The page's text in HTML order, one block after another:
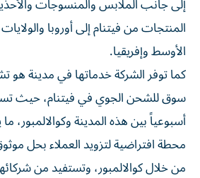
المنتجات من فيتنام إلى أوروبا
الأوسط وإفريقيا.
كما توفر الشركة خدماتها في مدينة هو
سوق للشحن الجوي في فيتنام، حيث
أسبوعياً بين هذه المدينة وكوالالمبور،
محطة افتراضية لتزويد العملاء بحل
من خلال كوالالمبور، وتستفيد من